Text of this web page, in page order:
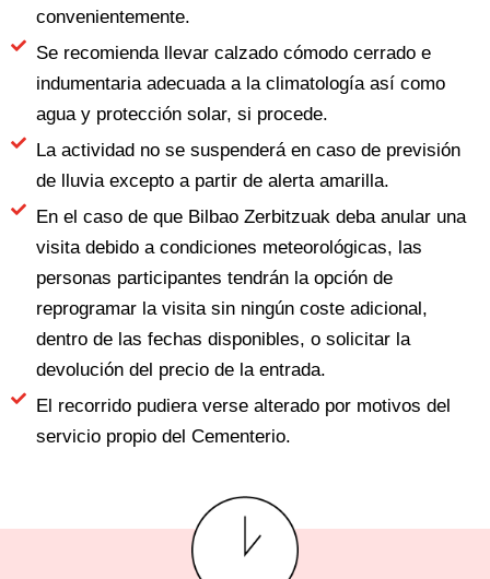
convenientemente.
Se recomienda llevar calzado cómodo cerrado e
indumentaria adecuada a la climatología así como
agua y protección solar, si procede.
La actividad no se suspenderá en caso de previsión
de lluvia excepto a partir de alerta amarilla.
En el caso de que Bilbao Zerbitzuak deba anular una
visita debido a condiciones meteorológicas, las
personas participantes tendrán la opción de
reprogramar la visita sin ningún coste adicional,
dentro de las fechas disponibles, o solicitar la
devolución del precio de la entrada.
El recorrido pudiera verse alterado por motivos del
servicio propio del Cementerio.